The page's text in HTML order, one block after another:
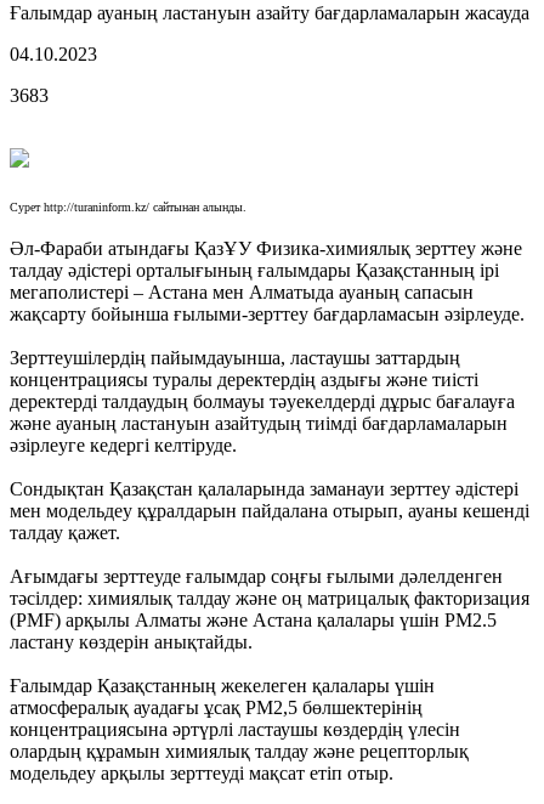
Ғалымдар ауаның ластануын азайту бағдарламаларын жасауда
04.10.2023
3683
Сурет http://turaninform.kz/ сайтынан алынды.
Әл-Фараби атындағы ҚазҰУ Физика-химиялық зерттеу және
талдау әдістері орталығының ғалымдары Қазақстанның ірі
мегаполистері – Астана мен Алматыда ауаның сапасын
жақсарту бойынша ғылыми-зерттеу бағдарламасын әзірлеуде.
Зерттеушілердің пайымдауынша, ластаушы заттардың
концентрациясы туралы деректердің аздығы және тиісті
деректерді талдаудың болмауы тәуекелдерді дұрыс бағалауға
және ауаның ластануын азайтудың тиімді бағдарламаларын
әзірлеуге кедергі келтіруде.
Сондықтан Қазақстан қалаларында заманауи зерттеу әдістері
мен модельдеу құралдарын пайдалана отырып, ауаны кешенді
талдау қажет.
Ағымдағы зерттеуде ғалымдар соңғы ғылыми дәлелденген
тәсілдер: химиялық талдау және оң матрицалық факторизация
(PMF) арқылы Алматы және Астана қалалары үшін РМ2.5
ластану көздерін анықтайды.
Ғалымдар Қазақстанның жекелеген қалалары үшін
атмосфералық ауадағы ұсақ РМ2,5 бөлшектерінің
концентрациясына әртүрлі ластаушы көздердің үлесін
олардың құрамын химиялық талдау және рецепторлық
модельдеу арқылы зерттеуді мақсат етіп отыр.